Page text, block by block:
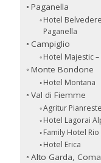
Paganella
Hotel
Paganella
Campiglio
Hotel Majestic
Monte Bondone
Hotel Montana
Val di Fiemme
Agritur
Hotel Lagorai
Family Hotel Rio
Hotel Erica
Alto Garda,